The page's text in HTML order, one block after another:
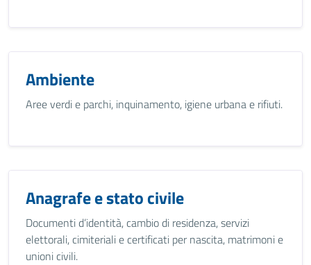
Ambiente
Aree verdi e parchi, inquinamento, igiene urbana e rifiuti.
Anagrafe e stato civile
Documenti d’identità, cambio di residenza, servizi
elettorali, cimiteriali e certificati per nascita, matrimoni e
unioni civili.